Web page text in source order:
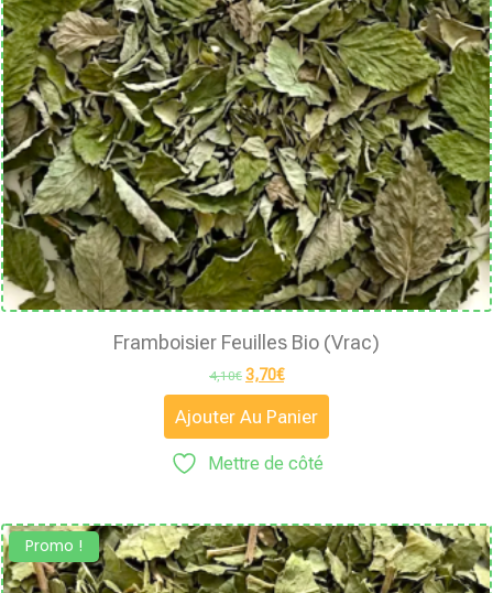
Framboisier Feuilles Bio (vrac)
4,10€ 3,70€
Ajouter Au Panier
Mettre de côté
Promo !